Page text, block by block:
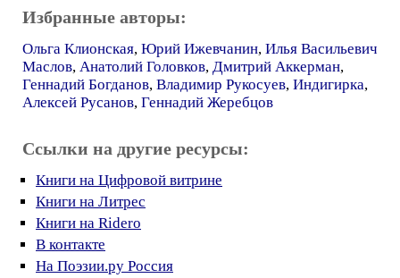
Избранные авторы:
Ольга Клионская, Юрий Ижевчанин, Илья Васильевич
Маслов, Анатолий Головков, Дмитрий Аккерман,
Геннадий Богданов, Владимир Рукосуев, Индигирка,
Алексей Русанов, Геннадий Жеребцов
Ссылки на другие ресурсы:
Книги на Цифровой витрине
Книги на Литрес
Книги на Ridero
В контакте
На Поэзии.ру Россия